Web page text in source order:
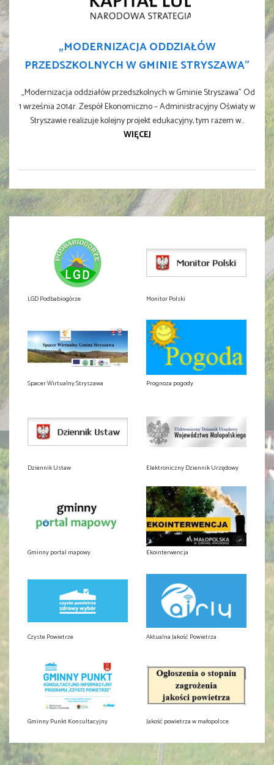
„MODERNIZACJA ODDZIAŁÓW
PRZEDSZKOLNYCH W GMINIE STRYSZAWA”
„Modernizacja oddziałów przedszkolnych w Gminie Stryszawa” Od
1 września 2014r. Zespół Ekonomiczno – Administracyjny Oświaty w
Stryszawie realizuje kolejny projekt edukacyjny, tym razem w...
WIĘCEJ
LGD Podbabiogórze Monitor Polski
Spacer Wirtualny Stryszawa Prognoza pogody
Dziennik Ustaw Elektroniczny Dziennik Urzędowy
Gminny portal mapowy Ekointerwencja
Czyste Powietrze Aktualna Jakość Powietrza
Gminny Punkt Konsultacyjny Jakość powietrza w małopolsce